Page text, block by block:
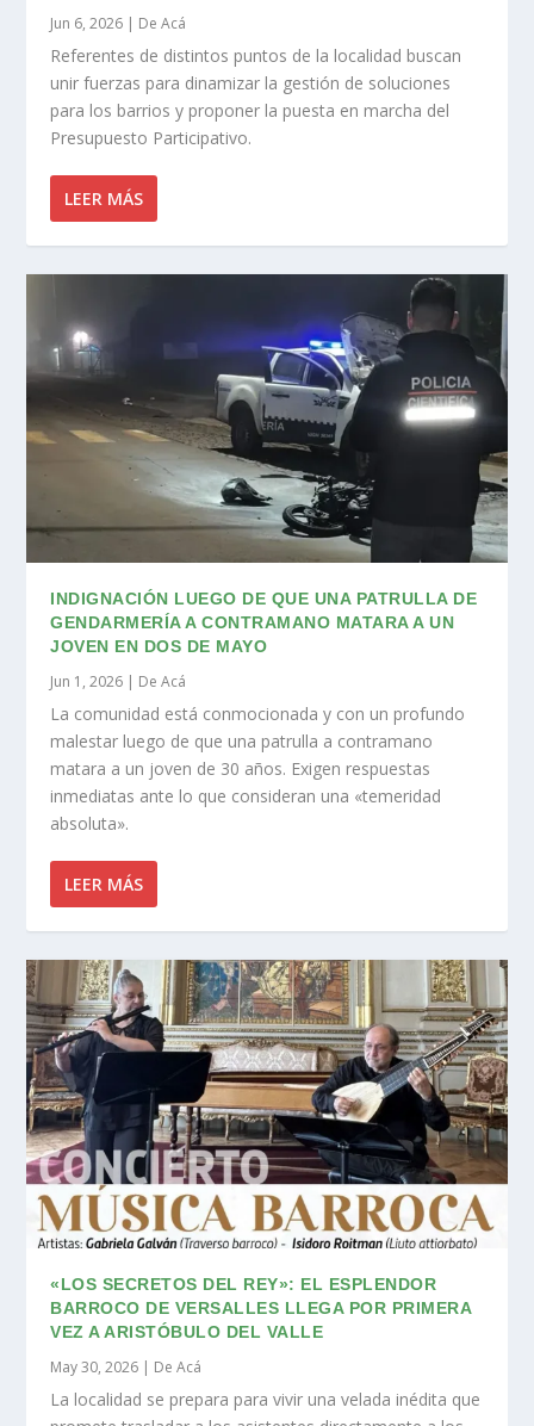
Jun 6, 2026 De Acá
Referentes de distintos puntos de la localidad buscan
unir fuerzas para dinamizar la gestión de soluciones
para los barrios y proponer la puesta en marcha del
Presupuesto Participativo.
LEER MÁS
INDIGNACIÓN LUEGO DE QUE UNA PATRULLA DE
GENDARMERÍA A CONTRAMANO MATARA A UN
JOVEN EN DOS DE MAYO
Jun 1, 2026 | De Acá
La comunidad está conmocionada y con un profundo
malestar luego de que una patrulla a contramano
matara a un joven de 30 años. Exigen respuestas
inmediatas ante lo que consideran una «temeridad
absoluta».
LEER MÁS
«LOS SECRETOS DEL REY»: EL ESPLENDOR
BARROCO DE VERSALLES LLEGA POR PRIMERA
VEZ A ARISTÓBULO DEL VALLE
May 30, 2026 | De Acá
La localidad se prepara para vivir una velada inédita que